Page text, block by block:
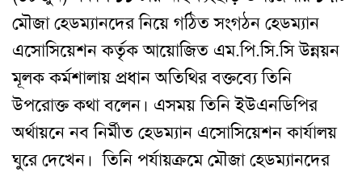
মৌজা হেডম্যানদের নিয়ে গঠিত সংগঠন হেডম্যান
এসোসিয়েশন কর্তৃক আয়োজিত এম.পি.সি.সি উন্নয়ন
মূলক কর্মশালায় প্রধান অতিথির বক্তব্যে তিনি
উপরোক্ত কথা বলেন। এসময় তিনি ইউএনডিপির
অর্থায়নে নব নির্মীত হেডম্যান এসোসিয়েশন কার্যালয়
ঘুরে দেখেন। তিনি পর্যায়ক্রমে মৌজা হেডম্যানদের